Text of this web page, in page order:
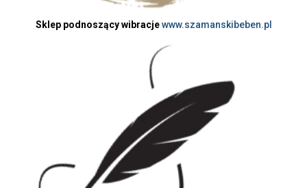
Sklep podnoszący wibracje www.szamanskibeben.pl